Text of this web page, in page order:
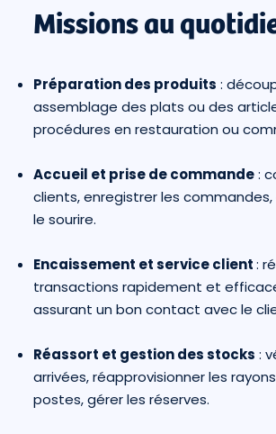
Missions au
Préparation des produits :
assemblage des plats ou des
procédures en restauration ou
Accueil et prise de commande:
clients, enregistrer les
le sourire.
Encaissement et service client:
transactions rapidement et
assurant un bon contact avec le
Réassort et gestion des stocks :
arrivées, réapprovisionner les
postes, gérer les réserves.